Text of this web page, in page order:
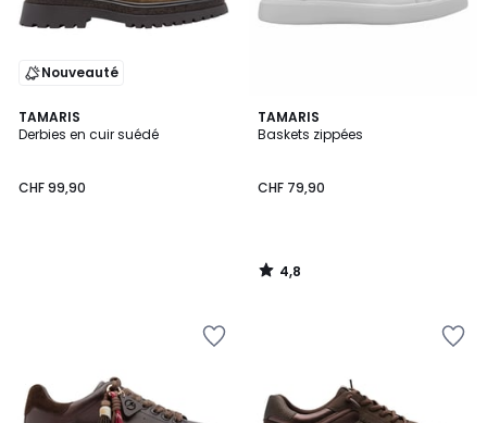
Nouveauté
TAMARIS
Derbies en cuir suédé
CHF 99,90
TAMARIS
Baskets zippées
CHF 79,90
4,8
/ 5
4,8
/